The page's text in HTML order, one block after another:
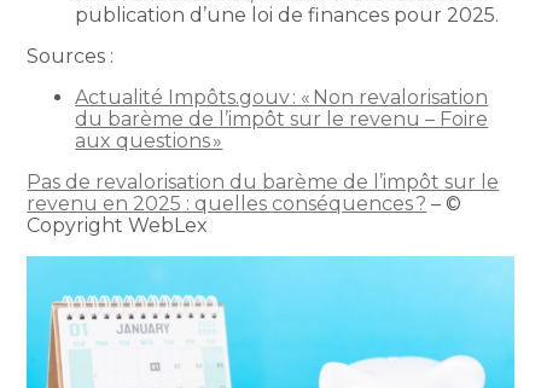
publication d’une loi de finances pour 2025.
Sources :
Actualité Impôts.gouv : « Non revalorisation
du barème de l’impôt sur le revenu – Foire
aux questions »
Pas de revalorisation du barème de l’impôt sur le
revenu en 2025 : quelles conséquences ? – ©
Copyright WebLex